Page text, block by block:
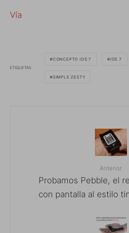
Vía
ETIQUETAS
CONCEPTO IOS 7 IOS 7
SIMPLE ZESTY
Anterior
Probamos Pebble, el
con pantalla al estilo